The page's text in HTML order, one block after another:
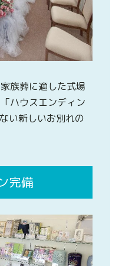
族葬に適した式場
ハウスエンディン
い新しいお別れの
完備